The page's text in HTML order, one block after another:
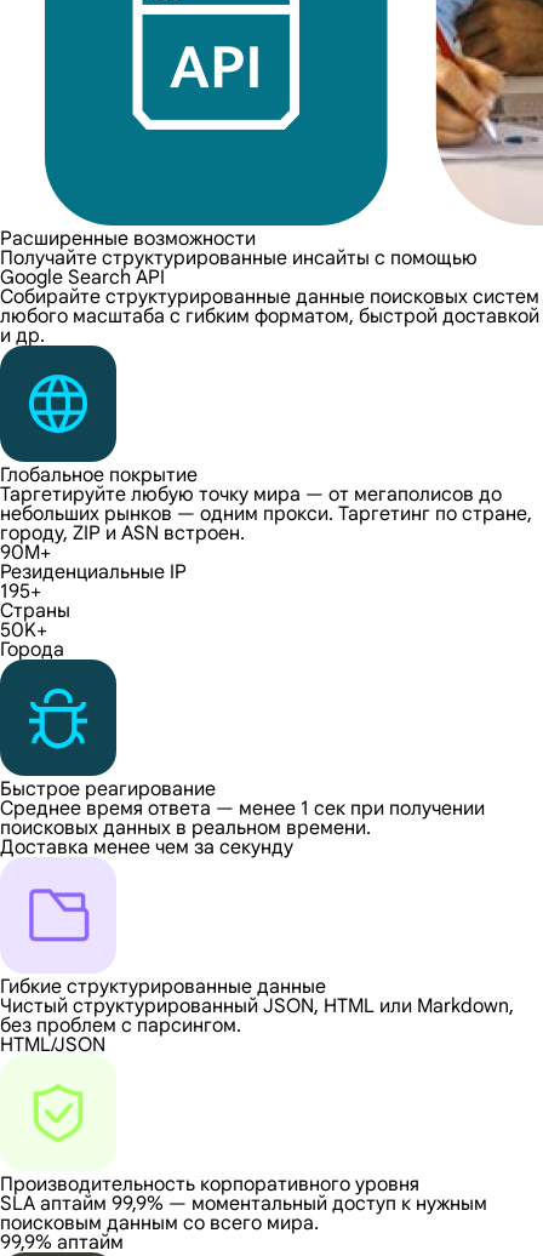
Расширенные возможности
Получайте структурированные инсайты с помощью
Google Search API
Собирайте структурированные данные поисковых систем
любого масштаба с гибким форматом, быстрой доставкой
и др.
Глобальное покрытие
Таргетируйте любую точку мира — от мегаполисов до
небольших рынков — одним прокси. Таргетинг по стране,
городу, ZIP и ASN встроен.
90M+
Резиденциальные IP
195+
Страны
50K+
Города
Быстрое реагирование
Среднее время ответа — менее 1 сек при получении
поисковых данных в реальном времени.
Доставка менее чем за секунду
Гибкие структурированные данные
Чистый структурированный JSON, HTML или Markdown,
без проблем с парсингом.
HTML/JSON
Производительность корпоративного уровня
SLA аптайм 99,9% — моментальный доступ к нужным
поисковым данным со всего мира.
99,9% аптайм